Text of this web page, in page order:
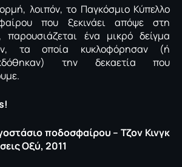
λοιπόν, το Παγκόσμιο Κύπελλο
που ξεκινάει απόψε στη
παρουσιάζεται ένα μικρό δείγμα
τα οποία κυκλοφόρησαν (ή
την δεκαετία που
ποδοσφαίρου – Τζον Κινγκ
Οξύ, 2011